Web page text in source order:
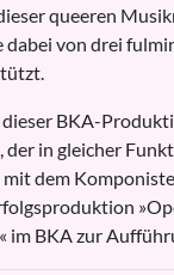
queeren
dabei von drei
dieser BKA-
der in gleicher
mit dem
im BKA zur